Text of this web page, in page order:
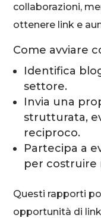
collaborazioni,
ottenere link e
Come avviare
Identifica
settore.
Invia una
strutturata,
reciproco.
Partecipa a
per costruire
Questi rapporti
opportunità di